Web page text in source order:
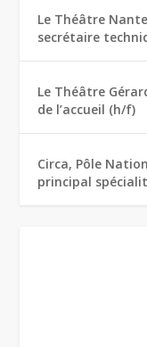
Le Théâtre
secrétaire
Le Théâtre
de l’accueil (h/f)
Circa, Pôle
principal